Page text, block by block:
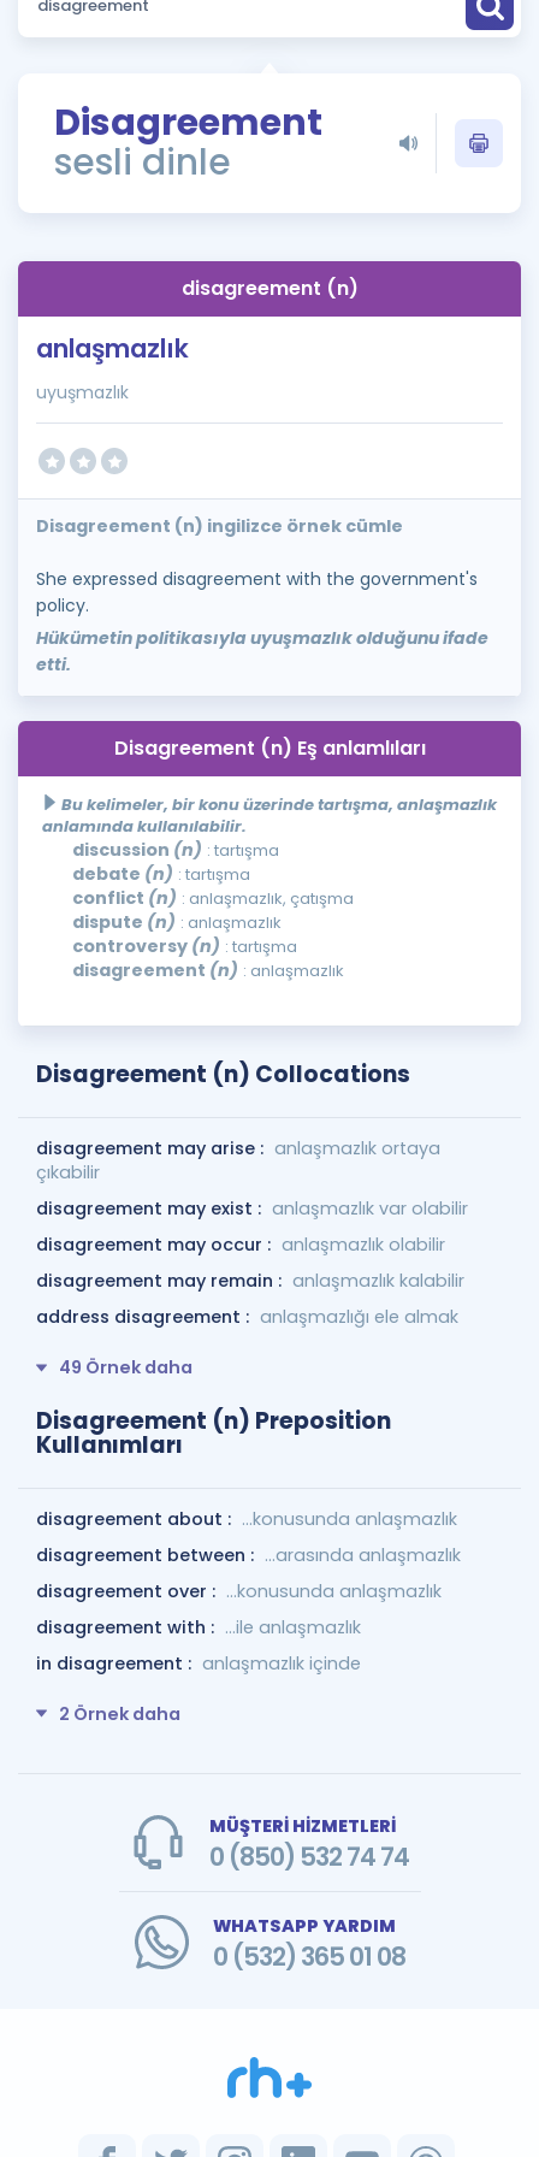
Puan Hesaplama
ÖSYM Sınav Takvimi
Kampanyalar
İngilizce Gramer
Disagreement
sesli dinle
disagreement (n)
anlaşmazlık
uyuşmazlık
Disagreement (n) ingilizce örnek cümle
She expressed disagreement with the government's
policy.
Hükümetin politikasıyla uyuşmazlık olduğunu ifade
etti.
Disagreement (n) Eş anlamlıları
Bu kelimeler, bir konu üzerinde tartışma, anlaşmazlık
anlamında kullanılabilir.
discussion (n) : tartışma
debate (n) : tartışma
conflict (n) : anlaşmazlık, çatışma
dispute (n) : anlaşmazlık
controversy (n) : tartışma
disagreement (n) : anlaşmazlık
Disagreement (n) Collocations
disagreement may arise : anlaşmazlık ortaya
çıkabilir
disagreement may exist : anlaşmazlık var olabilir
disagreement may occur : anlaşmazlık olabilir
disagreement may remain : anlaşmazlık kalabilir
address disagreement : anlaşmazlığı ele almak
49 Örnek daha
Disagreement (n) Preposition
Kullanımları
disagreement about : …konusunda anlaşmazlık
disagreement between : …arasında anlaşmazlık
disagreement over : …konusunda anlaşmazlık
disagreement with : …ile anlaşmazlık
in disagreement : anlaşmazlık içinde
2 Örnek daha
MÜŞTERİ HİZMETLERİ
0 (850) 532 74 74
WHATSAPP YARDIM
0 (532) 365 01 08